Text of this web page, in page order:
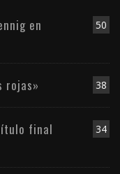
50
en
38
rojas»
34
final